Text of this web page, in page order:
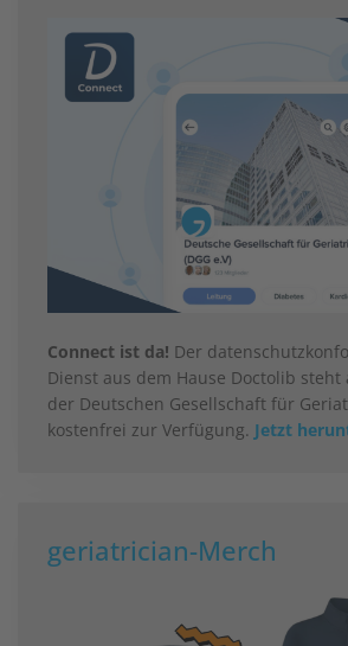
Connect ist da! Der
Dienst aus dem Hause Doctolib
der Deutschen Gesellschaft für
kostenfrei zur Verfügung. Jetzt
geriatrician-Merch